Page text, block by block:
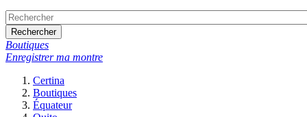
Rechercher
Boutiques
Enregistrer ma montre
Certina
Boutiques
Équateur